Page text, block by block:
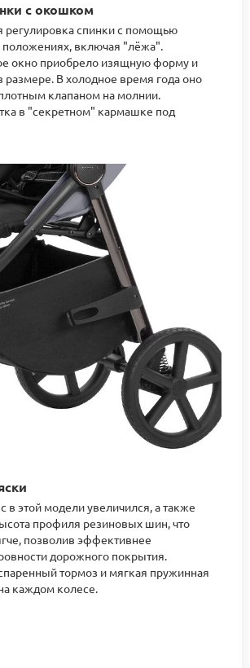
с окошком
регулировка спинки с помощью
положениях, включая "лёжа".
окно приобрело изящную форму и
размере. В холодное время года оно
клапаном на молнии.
в "секретном" кармашке под
в этой модели увеличился, а также
профиля резиновых шин, что
позволив эффективнее
дорожного покрытия.
тормоз и мягкая пружинная
каждом колесе.